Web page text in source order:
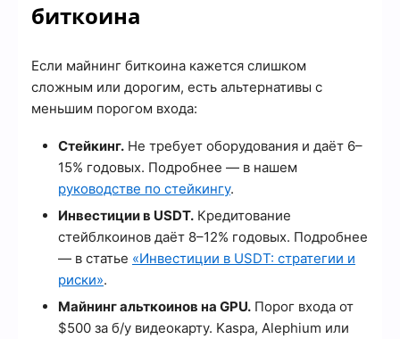
биткоина
Если майнинг биткоина кажется слишком
сложным или дорогим, есть альтернативы с
меньшим порогом входа:
Стейкинг. Не требует оборудования и даёт 6–
15% годовых. Подробнее — в нашем
руководстве по стейкингу.
Инвестиции в USDT. Кредитование
стейблкоинов даёт 8–12% годовых. Подробнее
— в статье «Инвестиции в USDT: стратегии и
риски».
Майнинг альткоинов на GPU. Порог входа от
$500 за б/у видеокарту. Kaspa, Alephium или